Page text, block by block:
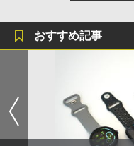
おすすめ記事